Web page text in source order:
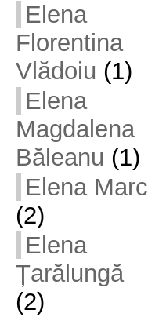
Elena
Florentina
Vlădoiu (1)
Elena
Magdalena
Băleanu (1)
Elena Marc
(2)
Elena
Țarălungă
(2)